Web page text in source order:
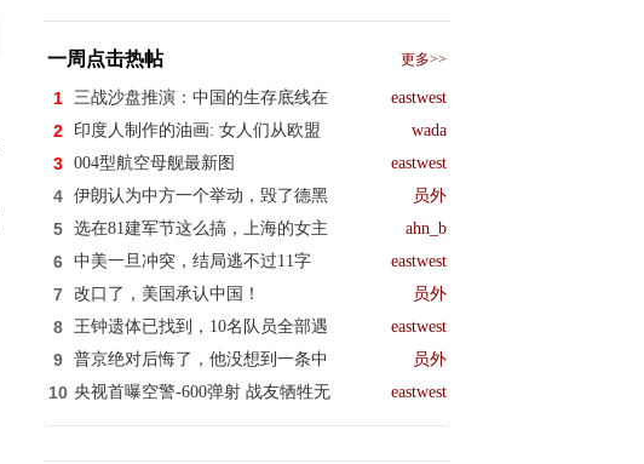
一周点击热帖 更多>>
1 三战沙盘推演：中国的生存底线在 eastwest
2 印度人制作的油画: 女人们从欧盟 wada
3 004型航空母舰最新图 eastwest
4 伊朗认为中方一个举动，毁了德黑 员外
5 选在81建军节这么搞，上海的女主 ahn_b
6 中美一旦冲突，结局逃不过11字 eastwest
7 改口了，美国承认中国！ 员外
8 王钟遗体已找到，10名队员全部遇 eastwest
9 普京绝对后悔了，他没想到一条中 员外
10 央视首曝空警-600弹射 战友牺牲无 eastwest